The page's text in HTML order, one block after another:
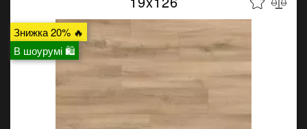
Знижка 20% 🔥
В шоурумі 🛍